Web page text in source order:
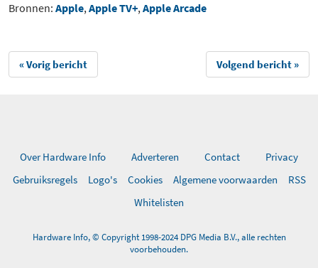
Bronnen: Apple,Apple TV+,Apple Arcade
« Vorig bericht Volgend bericht »
Over Hardware Info Adverteren Contact
Privacy
Gebruiksregels
Logo's Cookies Algemene voorwaarden
RSS
Whitelisten
Hardware Info, © Copyright 1998-2024 DPG Media B.V., alle rechten
voorbehouden.